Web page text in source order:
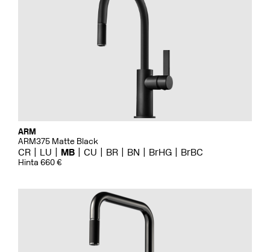
ARM
ARM375 Matte Black
CR LU MB CU BR BN BrHG BrBC
Hinta 660 €